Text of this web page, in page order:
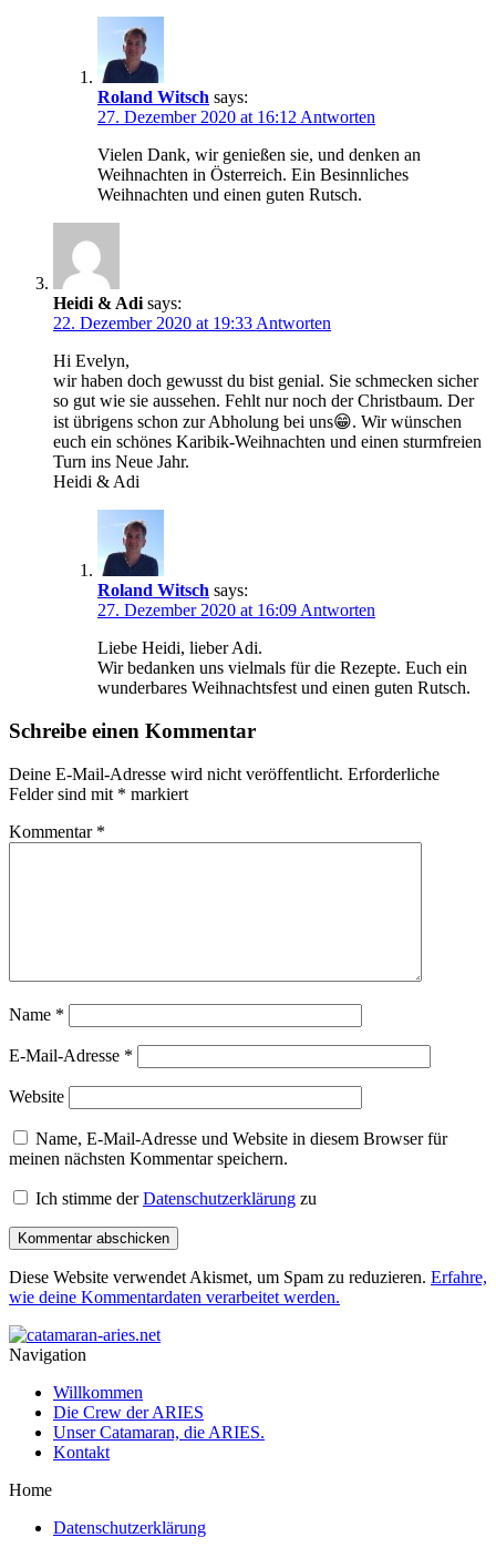
Roland Witsch says:
27. Dezember 2020 at 16:12Antworten
Vielen Dank, wir genießen sie, und denken an
Weihnachten in Österreich. Ein Besinnliches
Weihnachten und einen guten Rutsch.
Heidi & Adi says:
22. Dezember 2020 at 19:33Antworten
Hi Evelyn,
wir haben doch gewusst du bist genial. Sie schmecken sicher
so gut wie sie aussehen. Fehlt nur noch der Christbaum. Der
ist übrigens schon zur Abholung bei uns😁. Wir wünschen
euch ein schönes Karibik-Weihnachten und einen sturmfreien
Turn ins Neue Jahr.
Heidi & Adi
Roland Witsch says:
27. Dezember 2020 at 16:09Antworten
Liebe Heidi, lieber Adi.
Wir bedanken uns vielmals für die Rezepte. Euch ein
wunderbares Weihnachtsfest und einen guten Rutsch.
Schreibe einen Kommentar
Deine E-Mail-Adresse wird nicht veröffentlicht. Erforderliche
Felder sind mit * markiert
Kommentar *
Name *
E-Mail-Adresse *
Website
Name, E-Mail-Adresse und Website in diesem Browser für
meinen nächsten Kommentar speichern.
Ich stimme derDatenschutzerklärung zu
Diese Website verwendet Akismet, um Spam zu reduzieren. Erfahre,
wie deine Kommentardaten verarbeitet werden.
Navigation
Willkommen
Die Crew der ARIES
Unser Catamaran, die ARIES.
Kontakt
Home
Datenschutzerklärung